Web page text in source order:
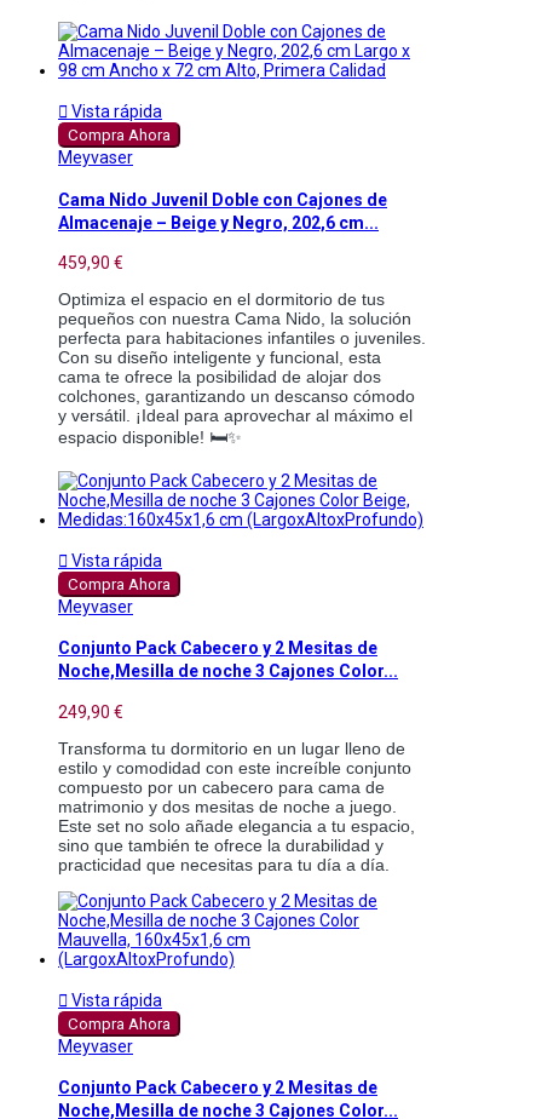
 Vista rápida
Compra Ahora
Meyvaser
Cama Nido Juvenil Doble con Cajones de
Almacenaje – Beige y Negro, 202,6 cm...
459,90 €
Optimiza el espacio en el dormitorio de tus
pequeños con nuestra Cama Nido, la solución
perfecta para habitaciones infantiles o juveniles.
Con su diseño inteligente y funcional, esta
cama te ofrece la posibilidad de alojar dos
colchones, garantizando un descanso cómodo
y versátil. ¡Ideal para aprovechar al máximo el
espacio disponible! 🛏️✨
 Vista rápida
Compra Ahora
Meyvaser
Conjunto Pack Cabecero y 2 Mesitas de
Noche,Mesilla de noche 3 Cajones Color...
249,90 €
Transforma tu dormitorio en un lugar lleno de
estilo y comodidad con este increíble conjunto
compuesto por un cabecero para cama de
matrimonio y dos mesitas de noche a juego.
Este set no solo añade elegancia a tu espacio,
sino que también te ofrece la durabilidad y
practicidad que necesitas para tu día a día.
 Vista rápida
Compra Ahora
Meyvaser
Conjunto Pack Cabecero y 2 Mesitas de
Noche,Mesilla de noche 3 Cajones Color...